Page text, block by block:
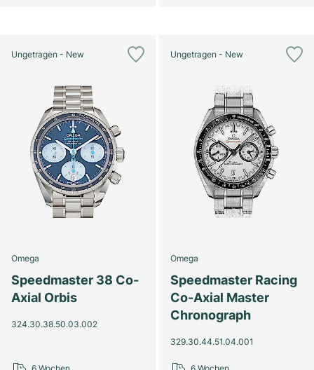
Ungetragen - New
Omega
Speedmaster 38 Co-
Axial Orbis
324.30.38.50.03.002
Ungetragen - New
Omega
Speedmaster Racing
Co-Axial Master
Chronograph
329.30.44.51.04.001